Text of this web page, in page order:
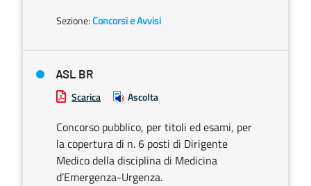
Sezione:Concorsi e Avvisi
ASL BR
Scarica Ascolta
Concorso pubblico, per titoli ed esami, per
la copertura di n. 6 posti di Dirigente
Medico della disciplina di Medicina
d’Emergenza-Urgenza.